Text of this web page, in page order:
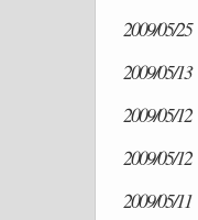
2009/05/25
2009/05/13
2009/05/12
2009/05/12
2009/05/11